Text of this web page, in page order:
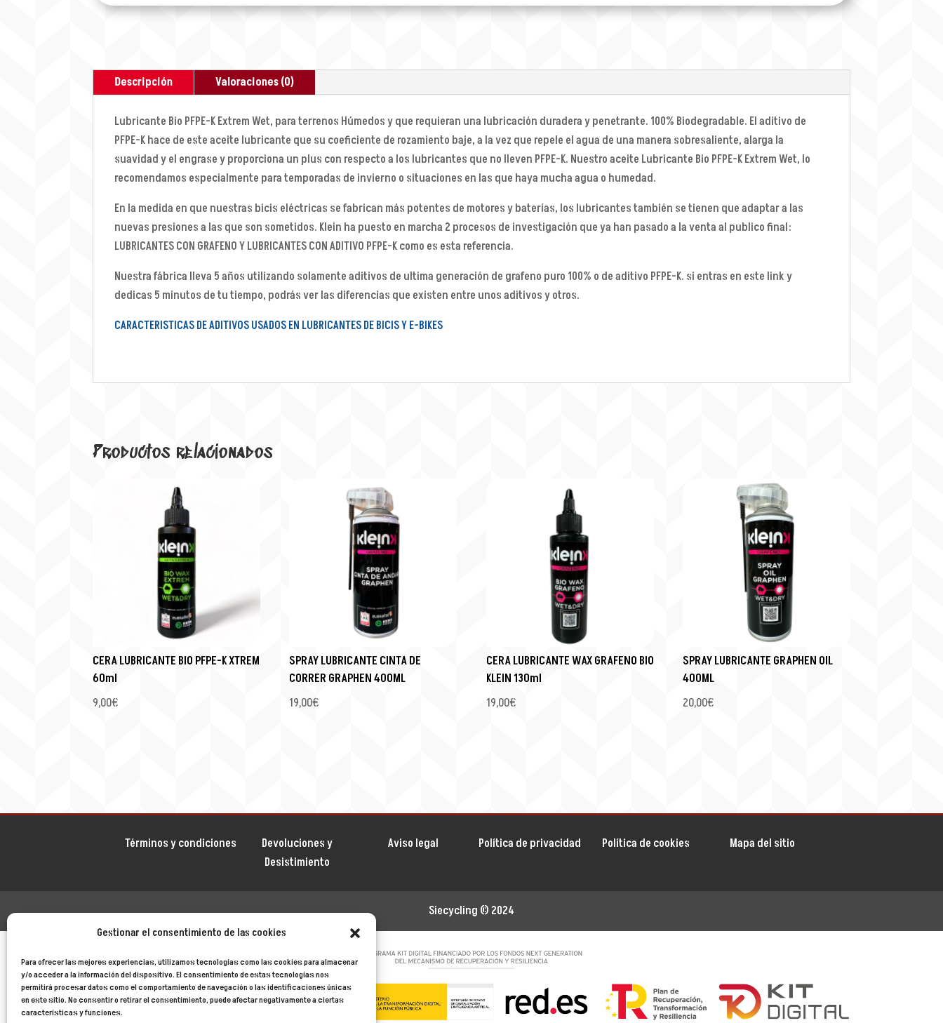
Gestionar el consentimiento de las cookies
Para ofrecer las mejores experiencias, utilizamos tecnologías como las cookies para almacenar
y/o acceder a la información del dispositivo. El consentimiento de estas tecnologías nos
permitirá procesar datos como el comportamiento de navegación o las identificaciones únicas
en este sitio. No consentir o retirar el consentimiento, puede afectar negativamente a ciertas
características y funciones.
Descripción Valoraciones (0)
Lubricante Bio PFPE-K Extrem Wet, para terrenos Húmedos y que requieran una lubricación duradera y penetrante. 100% Biodegradable. El aditivo de
PFPE-K hace de este aceite lubricante que su coeficiente de rozamiento baje, a la vez que repele el agua de una manera sobresaliente, alarga la
suavidad y el engrase y proporciona un plus con respecto a los lubricantes que no lleven PFPE-K. Nuestro aceite Lubricante Bio PFPE-K Extrem Wet, lo
recomendamos especialmente para temporadas de invierno o situaciones en las que haya mucha agua o humedad.
En la medida en que nuestras bicis eléctricas se fabrican más potentes de motores y baterías, los lubricantes también se tienen que adaptar a las
nuevas presiones a las que son sometidos. Klein ha puesto en marcha 2 procesos de investigación que ya han pasado a la venta al publico final:
LUBRICANTES CON GRAFENO Y LUBRICANTES CON ADITIVO PFPE-K como es esta referencia.
Nuestra fábrica lleva 5 años utilizando solamente aditivos de ultima generación de grafeno puro 100% o de aditivo PFPE-K. si entras en este link y
dedicas 5 minutos de tu tiempo, podrás ver las diferencias que existen entre unos aditivos y otros.
CARACTERISTICAS DE ADITIVOS USADOS EN LUBRICANTES DE BICIS Y E-BIKES
Productos relacionados
CERA LUBRICANTE BIO PFPE-K XTREM
60ml
9,00€
SPRAY LUBRICANTE CINTA DE
CORRER GRAPHEN 400ML
19,00€
CERA LUBRICANTE WAX GRAFENO BIO
KLEIN 130ml
19,00€
SPRAY LUBRICANTE GRAPHEN OIL
400ML
20,00€
Términos y condiciones
Devoluciones y
Desistimiento
Aviso legal Política de privacidad Política de cookies Mapa del sitio
Siecycling © 2024